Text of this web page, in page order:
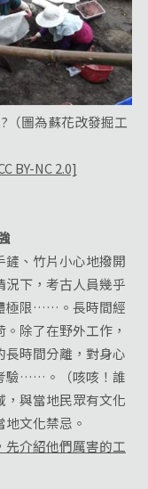
（圖為蘇花改發掘工
BY-NC 2.0]
鏟、竹片小心地撥開
況下，考古人員幾乎
極限……。長時間經
除了在野外工作，
長時間分離，對身心
驗……。（咳咳！誰
，與當地民眾有文化
文化禁忌。
先介紹他們厲害的工